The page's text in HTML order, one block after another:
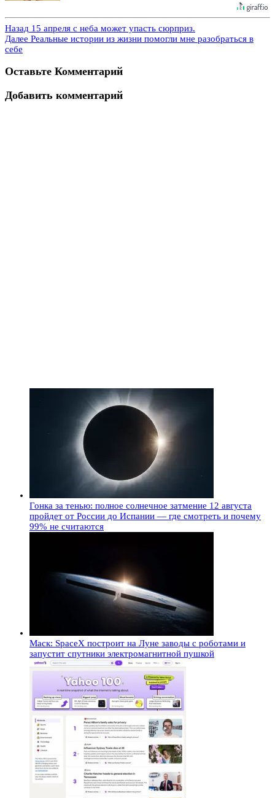
Назад 15 апреля с неба может упасть сюрприз.
Далее Реальные истории из жизни помогли мне разобраться в
себе
Оставьте Комментарий
Добавить комментарий
Гонка за тенью: полное солнечное затмение 12 августа
пройдет от России до Испании — где смотреть и почему
99% не считаются
Маск: SpaceX построит на Луне заводы с роботами и
запустит спутники электромагнитной пушкой